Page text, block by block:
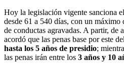
Hoy la legislación vigente sanciona
desde 61 a 540 días, con un máximo
de conductas agravadas. A partir, de
acordó que las penas base por este
hasta los 5 años de presidio;
las penas irán entre los 3 años y 10